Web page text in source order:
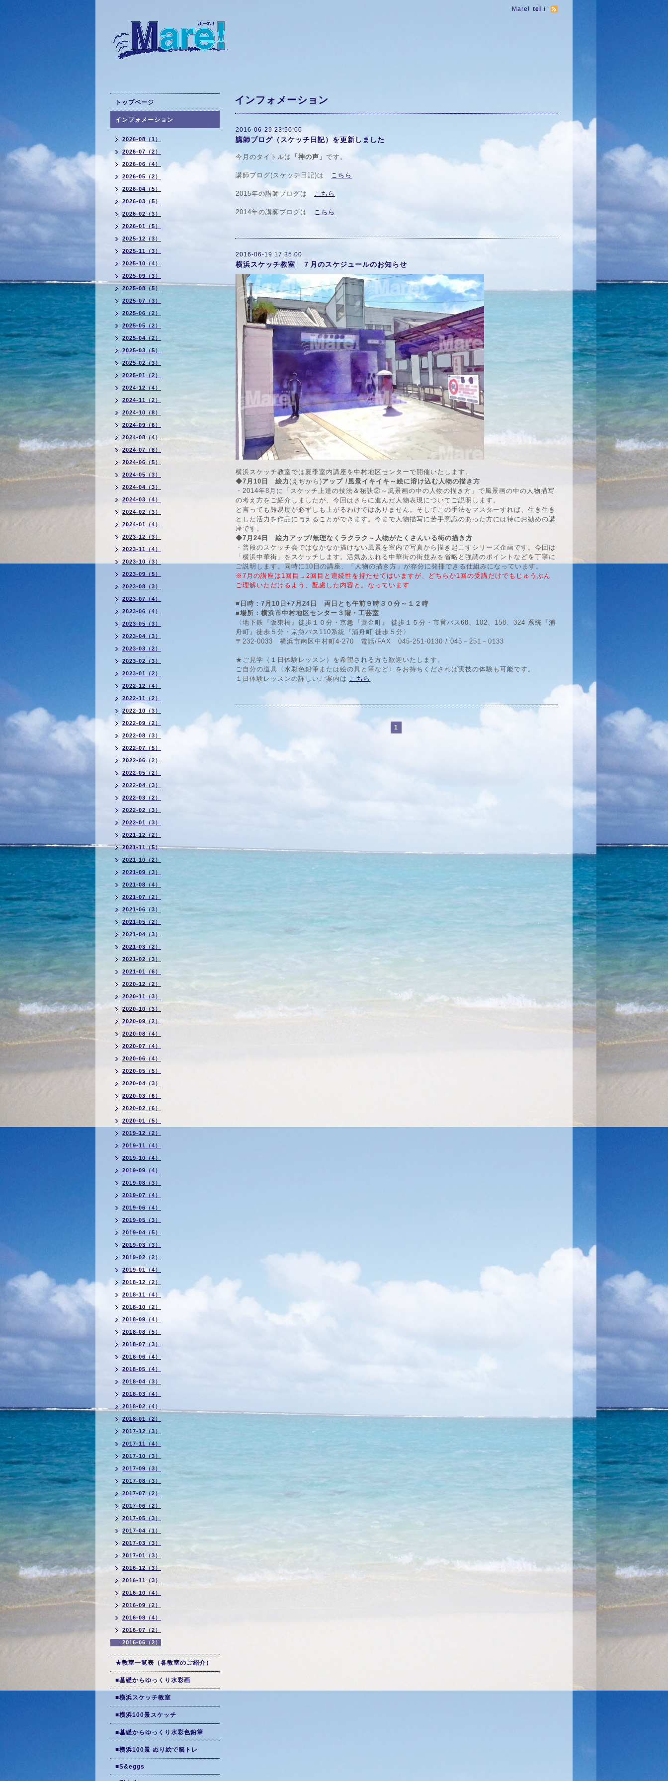
Mare! tel /
インフォメーション
2016-06-29 23:50:00
講師ブログ（スケッチ日記）を更新しました
今月のタイトルは 「神の声」 です。
講師ブログ(スケッチ日記)は こちら
2015年の講師ブログは こちら
2014年の講師ブログは こちら
2016-06-19 17:35:00
横浜スケッチ教室 ７月のスケジュールのお知らせ
横浜スケッチ教室では夏季室内講座を中村地区センターで開催いたします。
◆7月10日 絵力(えぢから)アップ /風景イキイキ～絵に溶け込む人物の描き方
・2014年8月に「スケッチ上達の技法＆秘訣②～風景画の中の人物の描き方」で風景画の中の人物描写
の考え方をご紹介しましたが、今回はさらに進んだ人物表現についてご説明します。
と言っても難易度が必ずしも上がるわけではありません。そしてこの手法をマスターすれば、生き生き
とした活力を作品に与えることができます。今まで人物描写に苦手意識のあった方には特にお勧めの講
座です。
◆7月24日 絵力アップ/無理なくラクラク～人物がたくさんいる街の描き方
・普段のスケッチ会ではなかなか描けない風景を室内で写真から描き起こすシリーズ企画です。今回は
「横浜中華街」をスケッチします。活気あふれる中華街の街並みを省略と強調のポイントなどを丁寧に
ご説明します。同時に10日の講座、「人物の描き方」が存分に発揮できる仕組みになっています。
※7月の講座は1回目→2回目と連続性を持たせてはいますが、どちらか1回の受講だけでもじゅうぶん
ご理解いただけるよう、配慮した内容と。なっています
■日時：7月10日+7月24日 両日とも午前９時３０分～１２時
■場所：横浜市中村地区センター３階・工芸室
〈地下鉄『阪東橋』徒歩１０分・京急『黄金町』 徒歩１５分・市営バス68、102、158、324 系統『浦
舟町』徒歩５分・京急バス110系統『浦舟町 徒歩５分〉
〒232-0033 横浜市南区中村町4-270 電話/FAX 045-251-0130 / 045－251－0133
★ご見学（１日体験レッスン）を希望される方も歓迎いたします。
ご自分の道具〈水彩色鉛筆または絵の具と筆など〉をお持ちくだされば実技の体験も可能です。
１日体験レッスンの詳しいご案内は こちら
1
トップページ
インフォメーション
2026-08（1）
2026-07（2）
2026-06（4）
2026-05（2）
2026-04（5）
2026-03（5）
2026-02（3）
2026-01（5）
2025-12（3）
2025-11（3）
2025-10（4）
2025-09（3）
2025-08（5）
2025-07（3）
2025-06（2）
2025-05（2）
2025-04（2）
2025-03（5）
2025-02（3）
2025-01（2）
2024-12（4）
2024-11（2）
2024-10（8）
2024-09（6）
2024-08（4）
2024-07（6）
2024-06（5）
2024-05（3）
2024-04（3）
2024-03（4）
2024-02（3）
2024-01（4）
2023-12（3）
2023-11（4）
2023-10（3）
2023-09（5）
2023-08（3）
2023-07（4）
2023-06（4）
2023-05（3）
2023-04（3）
2023-03（2）
2023-02（3）
2023-01（2）
2022-12（4）
2022-11（2）
2022-10（3）
2022-09（2）
2022-08（3）
2022-07（5）
2022-06（2）
2022-05（2）
2022-04（3）
2022-03（2）
2022-02（3）
2022-01（3）
2021-12（2）
2021-11（5）
2021-10（2）
2021-09（3）
2021-08（4）
2021-07（2）
2021-06（3）
2021-05（2）
2021-04（3）
2021-03（2）
2021-02（3）
2021-01（6）
2020-12（2）
2020-11（3）
2020-10（3）
2020-09（2）
2020-08（4）
2020-07（4）
2020-06（4）
2020-05（5）
2020-04（3）
2020-03（6）
2020-02（6）
2020-01（5）
2019-12（2）
2019-11（4）
2019-10（4）
2019-09（4）
2019-08（3）
2019-07（4）
2019-06（4）
2019-05（3）
2019-04（5）
2019-03（3）
2019-02（2）
2019-01（4）
2018-12（2）
2018-11（4）
2018-10（2）
2018-09（4）
2018-08（5）
2018-07（3）
2018-06（4）
2018-05（4）
2018-04（3）
2018-03（4）
2018-02（4）
2018-01（2）
2017-12（3）
2017-11（4）
2017-10（3）
2017-09（3）
2017-08（3）
2017-07（2）
2017-06（2）
2017-05（3）
2017-04（1）
2017-03（3）
2017-01（3）
2016-12（3）
2016-11（3）
2016-10（4）
2016-09（2）
2016-08（4）
2016-07（2）
2016-06（2）
★教室一覧表（各教室のご紹介）
■基礎からゆっくり水彩画
■横浜スケッチ教室
■横浜100景スケッチ
■基礎からゆっくり水彩色鉛筆
■横浜100景 ぬり絵で脳トレ
■S&eggs